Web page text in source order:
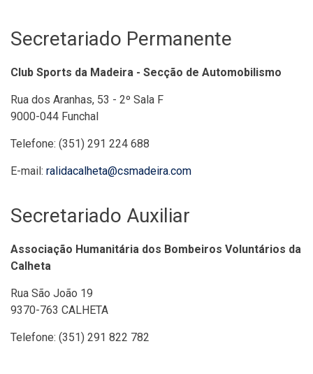
Secretariado Permanente
Club Sports da Madeira - Secção de Automobilismo
Rua dos Aranhas, 53 - 2º Sala F
9000-044 Funchal
Telefone: (351) 291 224 688
E-mail: ralidacalheta@csmadeira.com
Secretariado Auxiliar
Associação Humanitária dos Bombeiros Voluntários da
Calheta
Rua São João 19
9370-763 CALHETA
Telefone: (351) 291 822 782